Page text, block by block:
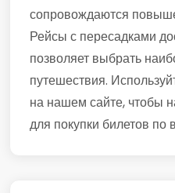
сопровождаются
Рейсы с пересадками
позволяет выбрать
путешествия.
на нашем сайте, чтобы
для покупки билетов по